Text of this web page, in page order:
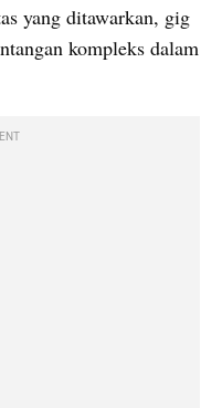
yang ditawarkan, gig
kompleks dalam